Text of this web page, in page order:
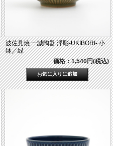
波佐見焼 一誠陶器 浮彫-UKIBORI- 小
鉢／緑
価格：1,540円(税込)